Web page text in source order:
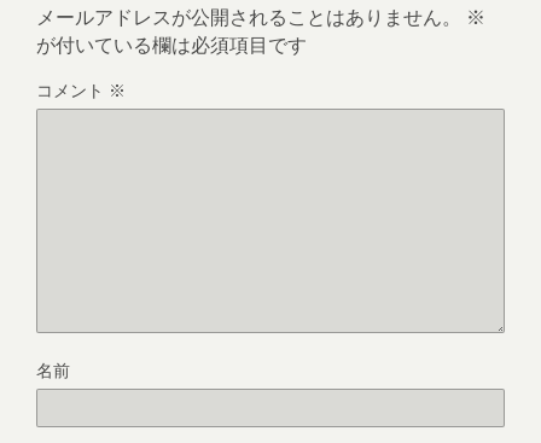
メールアドレスが公開されることはありません。
※
が付いている欄は必須項目です
コメント ※
名前